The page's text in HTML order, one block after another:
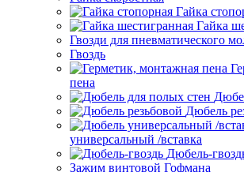
Гайка
Гайка
Гвозди для пневматического
Гвоздь
пена
Дюбель
универсальный /вставка
Дюбель-
Зажим винтовой Гофмана